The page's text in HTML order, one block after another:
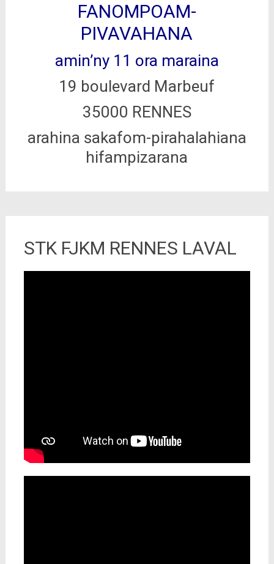
FANOMPOAM-
PIVAVAHANA
amin’ny 11 ora maraina
19 boulevard Marbeuf
35000 RENNES
arahina sakafom-pirahalahiana
hifampizarana
STK FJKM RENNES LAVAL